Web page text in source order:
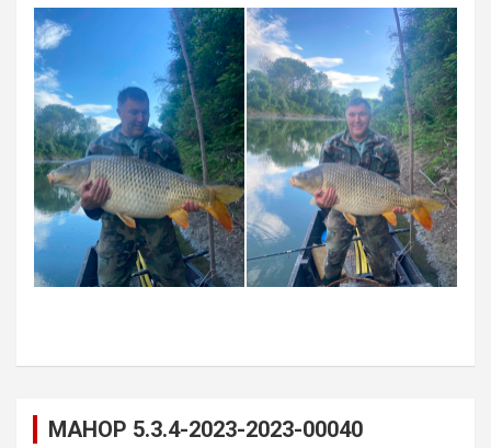
MAHOP 5.3.4-2023-2023-00040